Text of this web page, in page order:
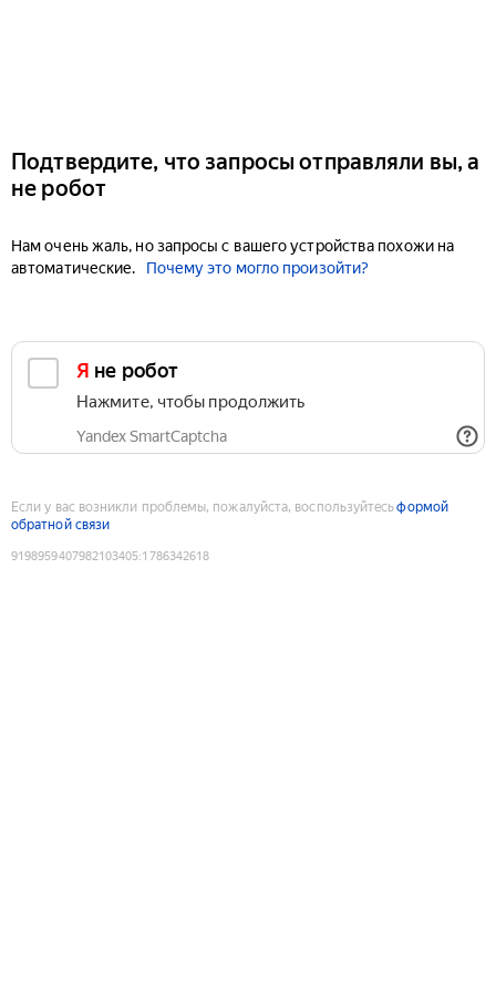
Подтвердите, что запросы отправляли вы, а
не робот
Нам очень жаль, но запросы с вашего устройства похожи на
автоматические.
Почему это могло произойти?
Я не робот
Нажмите, чтобы продолжить
Yandex SmartCaptcha
Если у вас возникли проблемы, пожалуйста, воспользуйтесьформой
обратной связи
9198959407982103405:1786342618